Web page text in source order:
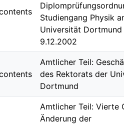
Studiengang Physik an
Universität Dortmund
9.12.2002
Amtlicher Teil:
des Rektorats der
Dortmund
Amtlicher Teil: Vierte
Änderung der